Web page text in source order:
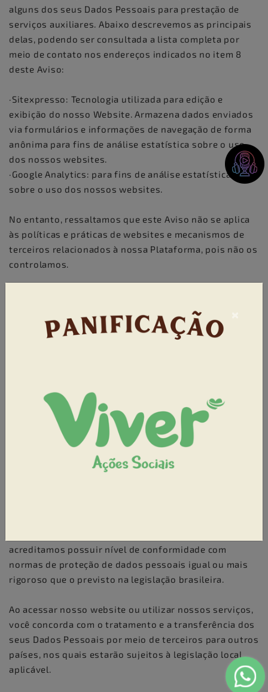
alguns dos seus Dados Pessoais para prestação de
serviços auxiliares. Abaixo descrevemos as principais
delas, podendo ser consultada a lista completa por
meio de contato nos endereços indicados no item 8
deste Aviso:
·Sitexpresso: Tecnologia utilizada para edição e
exibição do nosso Website. Armazena dados enviados
via formulários e informações de navegação de forma
anônima para fins de análise estatística sobre o uso
dos nossos websites.
·Google Analytics: para fins de análise estatística
sobre o uso dos nossos websites.
No entanto, ressaltamos que este Aviso não se aplica
às políticas e práticas de websites e mecanismos de
terceiros relacionados à nossa Plataforma, pois não os
controlamos.
situações temos o dever legal ou obrigações oriundas
de ordem judicial de transmitir dados e informações a
autoridades policiais e governamentais e órgãos
OUTROS PAÍSES?
Nossa Empresa está sediada no Brasil, sendo regida
pela lei brasileira. Nós não realizamos diretamente
transferências internacionais dos seus Dados
Pessoais, contudo, eles podem ser transferidos para
outros países onde estão localizados alguns de
acreditamos possuir nível de conformidade com
normas de proteção de dados pessoais igual ou mais
rigoroso que o previsto na legislação brasileira.
Ao acessar nosso website ou utilizar nossos serviços,
você concorda com o tratamento e a transferência dos
seus Dados Pessoais por meio de terceiros para outros
países, nos quais estarão sujeitos à legislação local
aplicável.